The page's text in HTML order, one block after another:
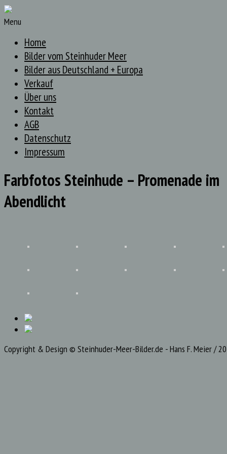
Menu
Home
Bilder vom Steinhuder Meer
Bilder aus Deutschland + Europa
Verkauf
Über uns
Kontakt
AGB
Datenschutz
Impressum
Farbfotos Steinhude – Promenade im
Abendlicht
Copyright & Design © Steinhuder-Meer-Bilder.de - Hans F. Meier /